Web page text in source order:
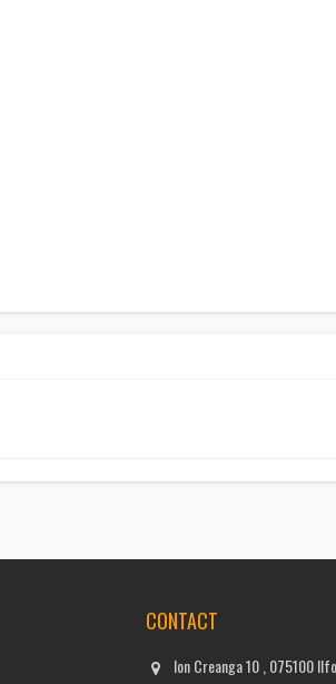
CONTACT
Ion Creanga 10 , 075100